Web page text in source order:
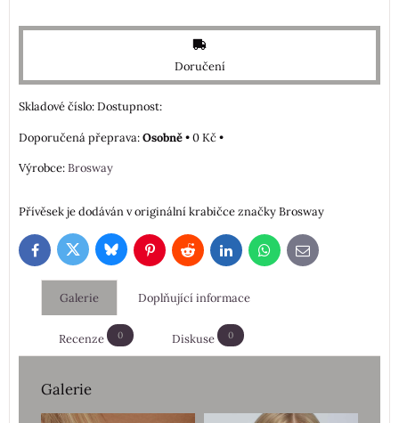
Doručení
Skladové číslo:Dostupnost:
Osobně•0 Kč•
Výrobce:Brosway
Přívěsek je dodáván v originální krabičce značky Brosway
FacebookTwitterBlueskyPinterestRedditLinkedInWhatsApp
E-
mail
Galerie Doplňující informace
Recenze 0 Diskuse 0
Galerie